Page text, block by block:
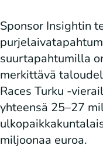
Sponsor Insightin
suurtapahtumilla
merkittävä
Races Turku -
yhteensä 25–27
miljoonaa euroa.